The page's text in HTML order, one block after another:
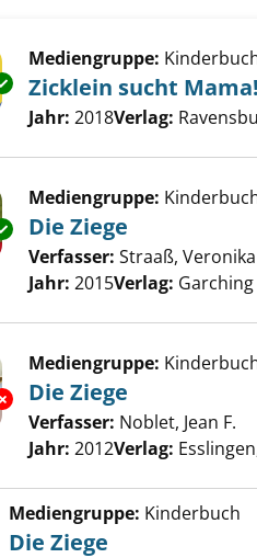
Exemplar-Details von Zicklein
Mediengruppe:
Zicklein sucht Mama!
Suche nach diesem
Jahr: 2018Verlag:
Exemplar-Details von Die Ziege
Mediengruppe:
Die Ziege
Verfasser: Straaß, Veronika
Jahr: 2015Verlag:
Exemplar-Details von Die Ziege
Mediengruppe:
Die Ziege
Verfasser: Noblet, Jean F.
Jahr: 2012Verlag:
Mediengruppe: Kinderbuch
Die Ziege